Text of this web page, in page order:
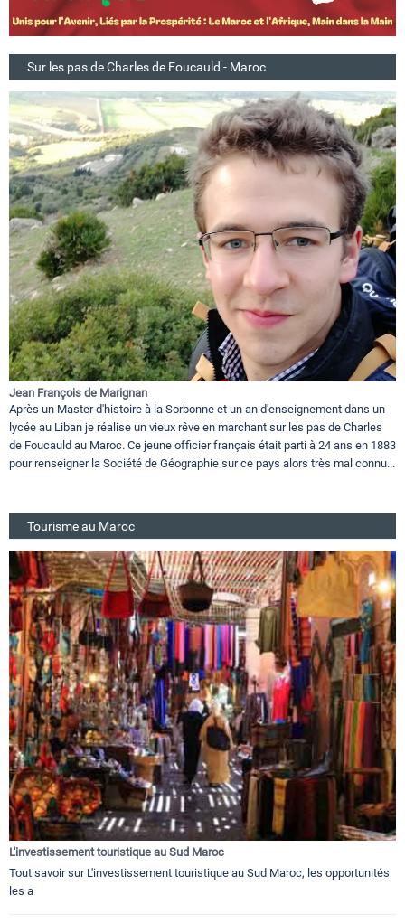
Sur les pas de Charles de Foucauld - Maroc
Jean François de Marignan
Après un Master d'histoire à la Sorbonne et un an d'enseignement dans un
lycée au Liban je réalise un vieux rêve en marchant sur les pas de Charles
de Foucauld au Maroc. Ce jeune officier français était parti à 24 ans en 1883
pour renseigner la Société de Géographie sur ce pays alors très mal connu...
Tourisme au Maroc
L'investissement touristique au Sud Maroc
Tout savoir sur L'investissement touristique au Sud Maroc, les opportunités
les a